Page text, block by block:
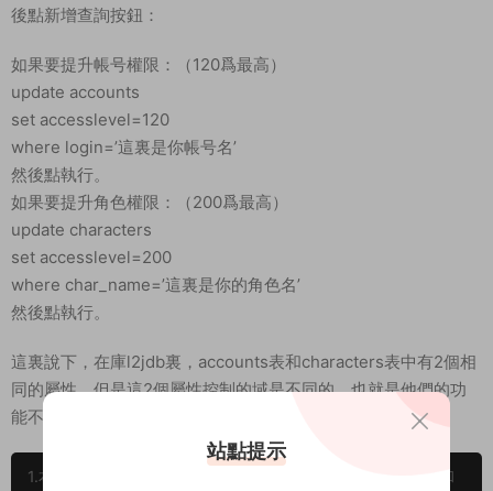
後點新增查詢按鈕：
如果要提升帳号權限：（120爲最高）
update accounts
set accesslevel=120
where login=’這裏是你帳号名’
然後點執行。
如果要提升角色權限：（200爲最高）
update characters
set accesslevel=200
where char_name=’這裏是你的角色名’
然後點執行。
這裏說下，在庫l2jdb裏，accounts表和characters表中有2個相
同的屬性，但是這2個屬性控制的域是不同的，也就是他們的功
能不同，前者是控制帳号的，後者是角色的。
1.本文部分内容轉載自其它媒體，但并不代表本站贊同其觀點和
站點提示